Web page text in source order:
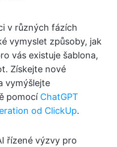
v různých fázích
vymyslet způsoby, jak
vás existuje šablona,
Získejte nové
vymýšlejte
pomocí ChatGPT
od ClickUp.
řízené výzvy pro